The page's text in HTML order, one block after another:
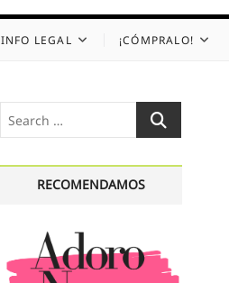
INFO LEGAL ¡CÓMPRALO!
Search
…
RECOMENDAMOS